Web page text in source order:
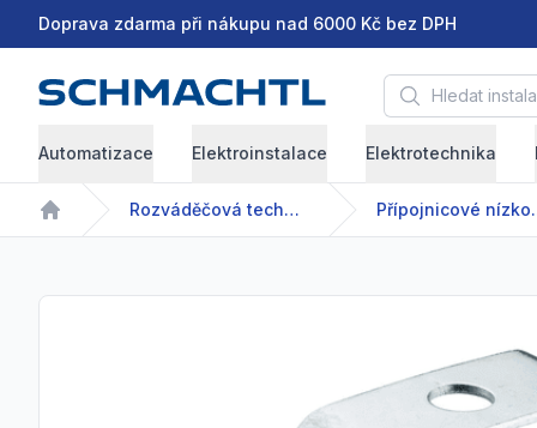
Doprava zdarma při nákupu nad 6000 Kč bez DPH
Hledat
Automatizace Elektroinstalace Elektrotechnika
Home
Rozváděčová technika